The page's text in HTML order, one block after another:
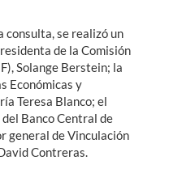
consulta, se realizó un
de la Comisión
Solange Berstein; la
Económicas y
Teresa Blanco; el
Banco Central de
general de Vinculación
Contreras.